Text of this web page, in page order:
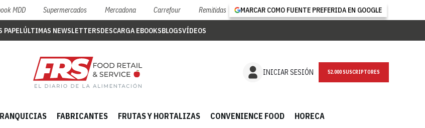
MDD Supermercados Mercadona Carrefour Remitidas MARCAR COMO FUENTE PREFERIDA EN GOOGLE
PAPELÚLTIMAS NEWSLETTERSDESCARGA EBOOKSBLOGSVÍDEOS
INICIAR SESIÓN NEWSLETTER
FABRICANTES FRUTAS Y HORTALIZAS CONVENIENCE FOOD HORECA